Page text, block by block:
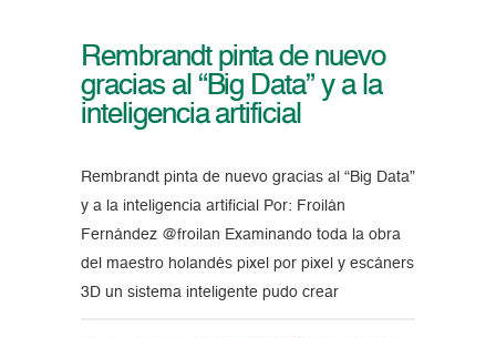
Rembrandt pinta de nuevo
gracias al “Big Data” y a la
inteligencia artificial
Rembrandt pinta de nuevo gracias al “Big Data”
y a la inteligencia artificial Por: Froilán
Fernández @froilan Examinando toda la obra
del maestro holandés pixel por pixel y escáners
3D un sistema inteligente pudo crear